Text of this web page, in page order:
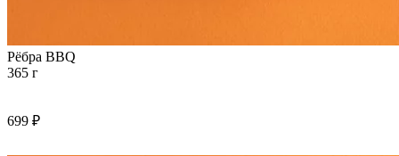
Рёбра BBQ
365 г
699 ₽